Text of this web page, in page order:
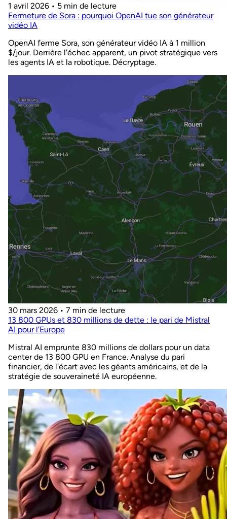
1 avril 2026 • 5 min de lecture
Fermeture de Sora : pourquoi OpenAI tue son générateur
vidéo IA
OpenAI ferme Sora, son générateur vidéo IA à 1 million
$/jour. Derrière l'échec apparent, un pivot stratégique vers
les agents IA et la robotique. Décryptage.
30 mars 2026 • 7 min de lecture
13 800 GPUs et 830 millions de dette : le pari de Mistral
AI pour l'Europe
Mistral AI emprunte 830 millions de dollars pour un data
center de 13 800 GPU en France. Analyse du pari
financier, de l'écart avec les géants américains, et de la
stratégie de souveraineté IA européenne.